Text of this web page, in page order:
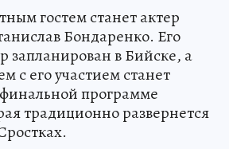
гостем станет актер
Бондаренко. Его
запланирован в Бийске, а
с его участием станет
программе
традиционно развернется